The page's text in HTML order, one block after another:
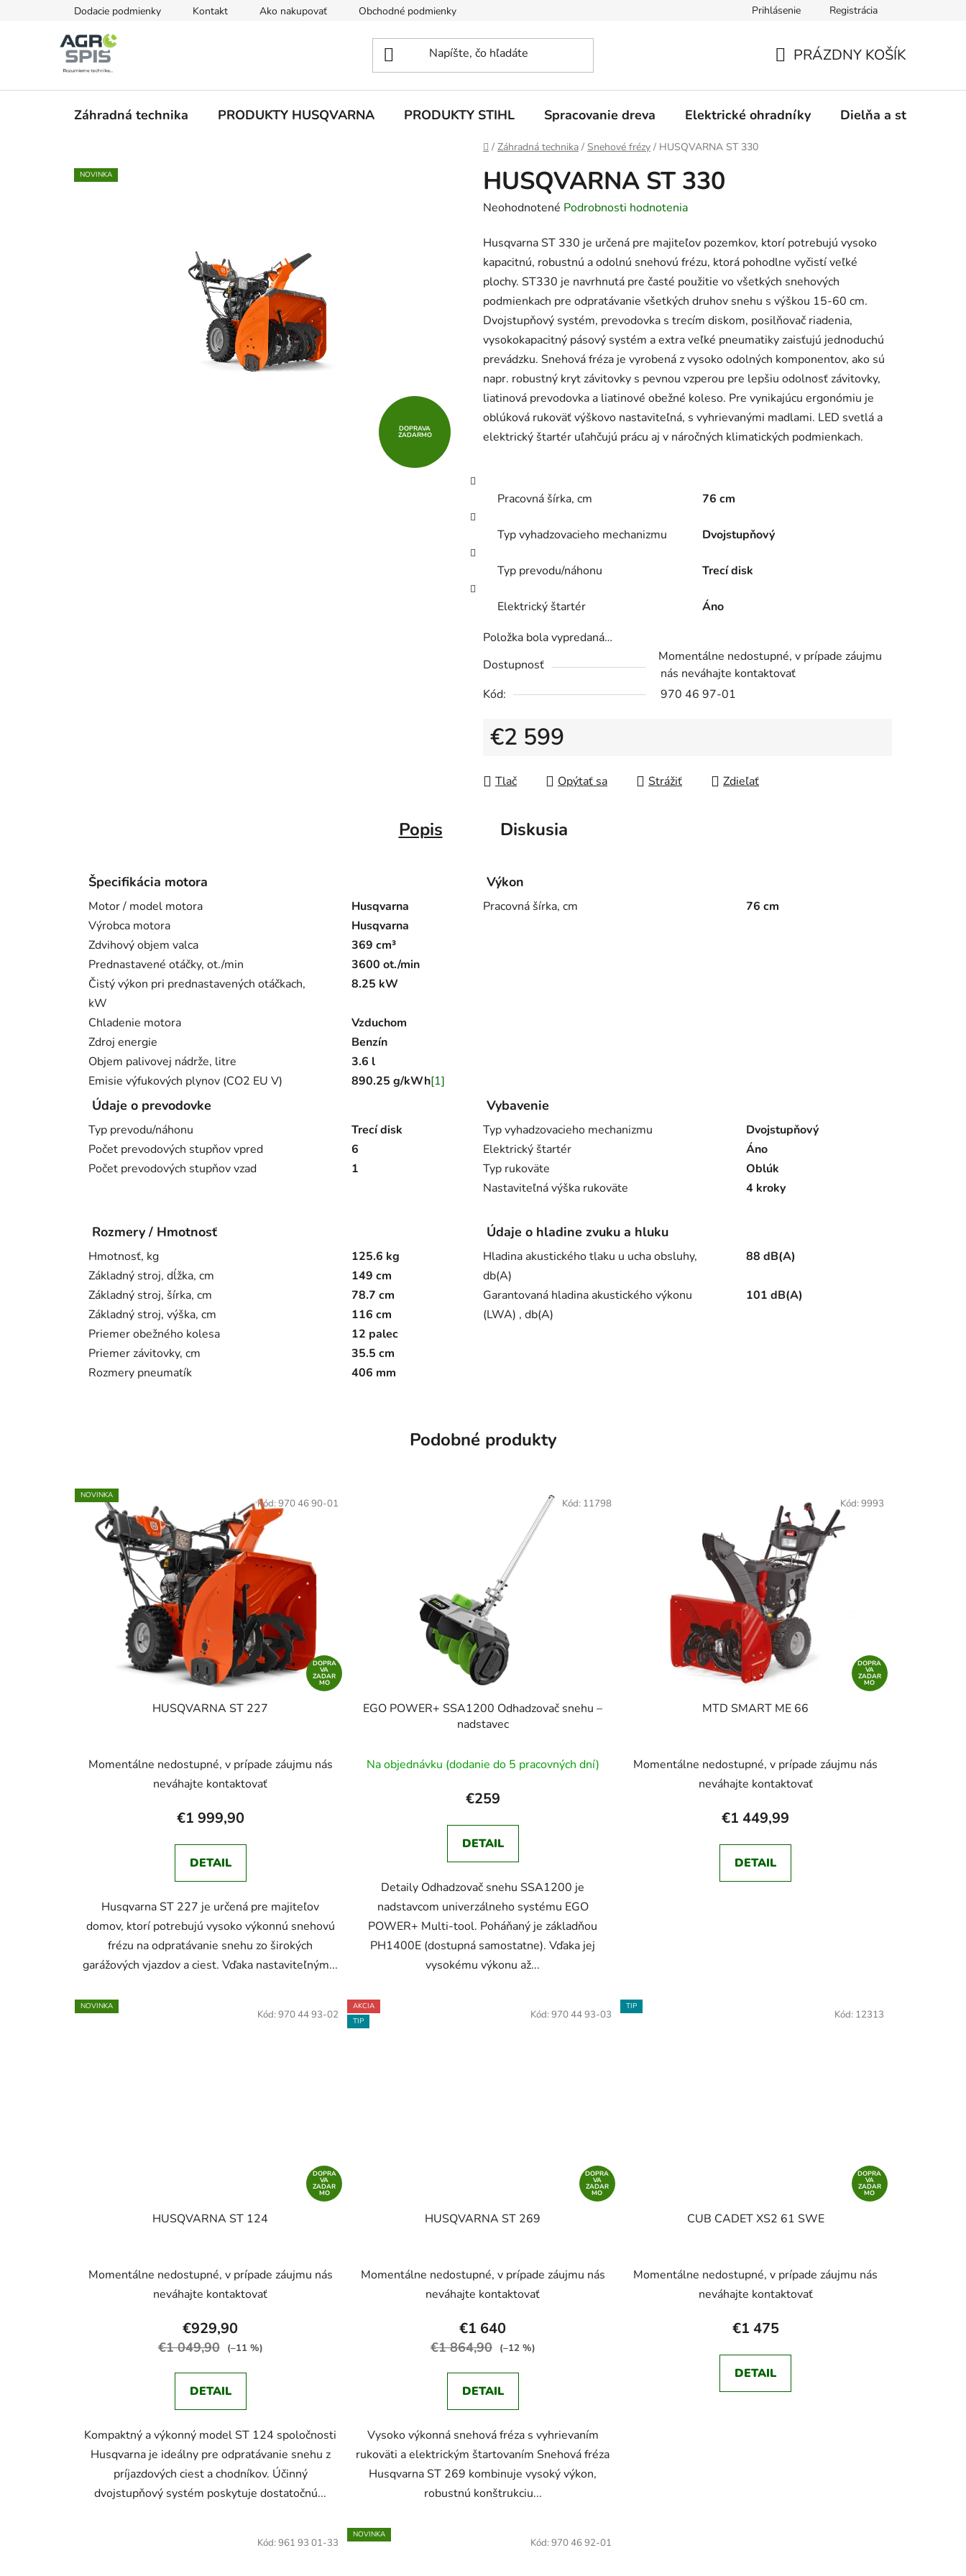
Dodacie podmienky Kontakt Ako nakupovať Obchodné podmienky Zásady používania súborov cookies Záručný a pozáručný servis
Prihlásenie Registrácia
KOŠÍK
PRÁZDNY KOŠÍK
Záhradná technika PRODUKTY HUSQVARNA PRODUKTY STIHL Spracovanie dreva Elektrické ohradníky Dielňa a stavba
Domov
/ Záhradná technika / Snehové frézy / HUSQVARNA ST 330
HUSQVARNA ST 330
Priemerné
produktu
je
0,0
z
5
hviezdičiek.
Neohodnotené Podrobnosti hodnotenia
Husqvarna ST 330 je určená pre majiteľov pozemkov, ktorí potrebujú vysoko
kapacitnú, robustnú a odolnú snehovú frézu, ktorá pohodlne vyčistí veľké
plochy. ST330 je navrhnutá pre časté použitie vo všetkých snehových
podmienkach pre odpratávanie všetkých druhov snehu s výškou 15-60 cm.
Dvojstupňový systém, prevodovka s trecím diskom, posilňovač riadenia,
vysokokapacitný pásový systém a extra veľké pneumatiky zaisťujú jednoduchú
prevádzku. Snehová fréza je vyrobená z vysoko odolných komponentov, ako sú
napr. robustný kryt závitovky s pevnou vzperou pre lepšiu odolnosť závitovky,
liatinová prevodovka a liatinové obežné koleso. Pre vynikajúcu ergonómiu je
oblúková rukoväť výškovo nastaviteľná, s vyhrievanými madlami. LED svetlá a
elektrický štartér uľahčujú prácu aj v náročných klimatických podmienkach.
Pracovná šírka, cm 76 cm
Typ vyhadzovacieho mechanizmu Dvojstupňový
Typ prevodu/náhonu Trecí disk
Elektrický štartér
Áno
Položka bola vypredaná…
Dostupnosť
Momentálne nedostupné, v prípade záujmu
nás neváhajte kontaktovať
Kód:
970 46 97-01
€2 599
Tlač
Opýtať sa Strážiť Zdieľať
NOVINKA
DOPRAVA
ZADARMO
Popis Diskusia
Špecifikácia motora
Motor / model motora
Husqvarna
Výrobca motora
Husqvarna
Zdvihový objem valca
369 cm³
Prednastavené otáčky, ot./min
3600 ot./min
Čistý výkon pri prednastavených otáčkach,
kW
8.25 kW
Chladenie motora
Vzduchom
Zdroj energie
Benzín
Objem palivovej nádrže, litre
3.6 l
Emisie výfukových plynov (CO2 EU V)
890.25 g/kWh[1]
Výkon
Pracovná šírka, cm 76 cm
Údaje o prevodovke
Typ prevodu/náhonu
Trecí disk
Počet prevodových stupňov vpred
6
Počet prevodových stupňov vzad
1
Vybavenie
Typ vyhadzovacieho mechanizmu
Dvojstupňový
Elektrický štartér
Áno
Typ rukoväte
Oblúk
Nastaviteľná výška rukoväte
4 kroky
Rozmery / Hmotnosť
Hmotnosť, kg
125.6 kg
Základný stroj, dĺžka, cm
149 cm
Základný stroj, šírka, cm
78.7 cm
Základný stroj, výška, cm
116 cm
Priemer obežného kolesa
12 palec
Priemer závitovky, cm
35.5 cm
Rozmery pneumatík
406 mm
Údaje o hladine zvuku a hluku
Hladina akustického tlaku u ucha obsluhy,
db(A)
88 dB(A)
Garantovaná hladina akustického výkonu
(LWA) , db(A)
101 dB(A)
Podobné produkty
NOVINKA
DOPRA
VA
ZADAR
MO
HUSQVARNA ST 227
Momentálne nedostupné, v prípade záujmu nás
neváhajte kontaktovať
€1 999,90
DETAIL
Husqvarna ST 227 je určená pre majiteľov
domov, ktorí potrebujú vysoko výkonnú snehovú
frézu na odpratávanie snehu zo širokých
garážových vjazdov a ciest. Vďaka nastaviteľným...
Kód:970 46 90-01
EGO POWER+ SSA1200 Odhadzovač snehu –
nadstavec
Na objednávku (dodanie do 5 pracovných dní)
€259
DETAIL
Detaily Odhadzovač snehu SSA1200 je
nadstavcom univerzálneho systému EGO
POWER+ Multi-tool. Poháňaný je základňou
PH1400E (dostupná samostatne). Vďaka jej
vysokému výkonu až...
Kód: 11798
DOPRA
VA
ZADAR
MO
MTD SMART ME 66
Momentálne nedostupné, v prípade záujmu nás
neváhajte kontaktovať
€1 449,99
DETAIL
Kód: 9993
NOVINKA
DOPRA
VA
ZADAR
MO
HUSQVARNA ST 124
Momentálne nedostupné, v prípade záujmu nás
neváhajte kontaktovať
€929,90
€1 049,90 (–11 %)
DETAIL
Kompaktný a výkonný model ST 124 spoločnosti
Husqvarna je ideálny pre odpratávanie snehu z
príjazdových ciest a chodníkov. Účinný
dvojstupňový systém poskytuje dostatočnú...
Kód:970 44 93-02
AKCIA
TIP
DOPRA
VA
ZADAR
MO
HUSQVARNA ST 269
Momentálne nedostupné, v prípade záujmu nás
neváhajte kontaktovať
€1 640
€1 864,90 (–12 %)
DETAIL
Vysoko výkonná snehová fréza s vyhrievaním
rukoväti a elektrickým štartovaním Snehová fréza
Husqvarna ST 269 kombinuje vysoký výkon,
robustnú konštrukciu...
Kód: 970 44 93-03
TIP
DOPRA
VA
ZADAR
MO
CUB CADET XS2 61 SWE
Momentálne nedostupné, v prípade záujmu nás
neváhajte kontaktovať
€1 475
DETAIL
Kód: 12313
Kód:961 93 01-33
NOVINKA
Kód: 970 46 92-01